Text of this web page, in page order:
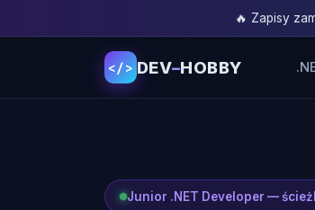
🔥 Zapisy
</> DEV–HOBBY
Junior .NET Developer —